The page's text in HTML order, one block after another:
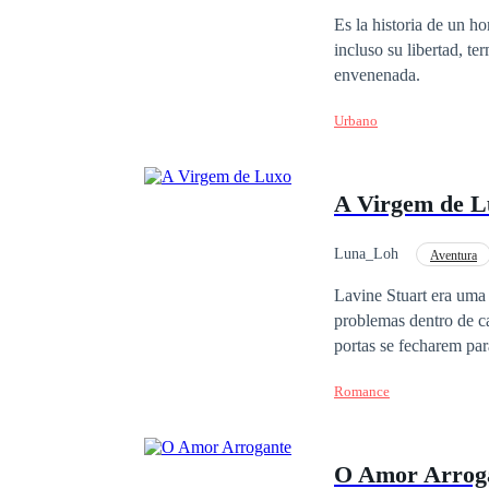
Es la historia de un
incluso su libertad,
envenenada.
Urbano
A Virgem de
Luna_Loh Aventura
Lavine Stuart era
problemas dentro de
portas se fecharem
ela começou a
descobriu que “X”
Romance
O Amor